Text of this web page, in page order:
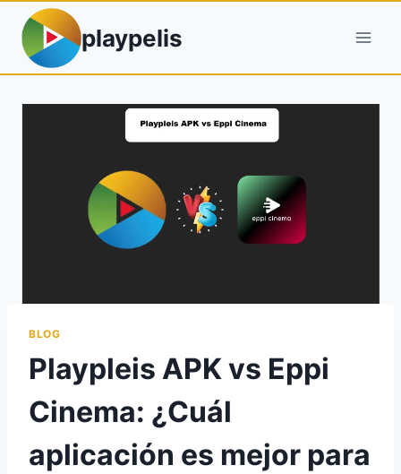
Saltar
contenido
playpelis
BLOG
Playpleis APK vs Eppi
Cinema: ¿Cuál
aplicación es mejor para